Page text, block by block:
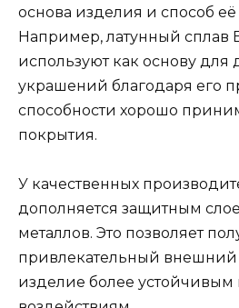
основа изделия и способ её
Например, латунный сплав
используют как основу для
украшений благодаря его
способности хорошо
покрытия.
У качественных
дополняется защитным
металлов. Это позволяет
привлекательный внешний
изделие более